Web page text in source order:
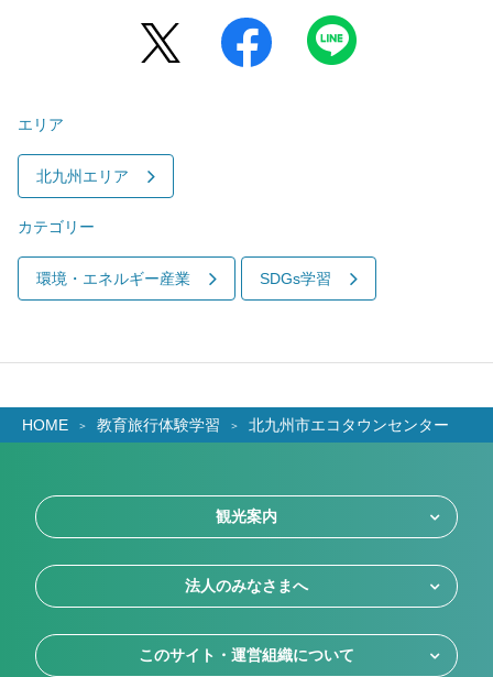
エリア
北九州エリア
カテゴリー
環境・エネルギー産業 SDGs学習
HOME 教育旅行体験学習 北九州市エコタウンセンター
観光案内
法人のみなさまへ
このサイト・運営組織について